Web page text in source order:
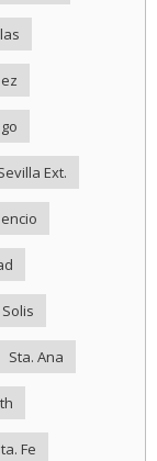
Ext.
Solis
Sta. Ana
Fe